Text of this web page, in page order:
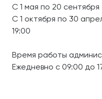
С 1 мая по 20
С 1 октября по 30
19:00
Время работы
Ежедневно с 09:00 до